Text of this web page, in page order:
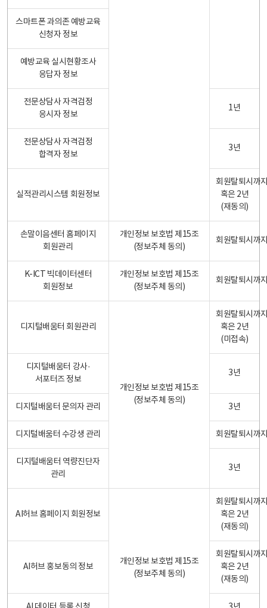
스마트폰 과의존 예방교육
신청자 정보
예방교육 실시현황조사
응답자 정보
전문상담사 자격검정
응시자 정보
1년
전문상담사 자격검정
합격자 정보
3년
실적관리시스템 회원정보
회원탈퇴시까
혹은 2년
(재동의)
손말이음센터 홈페이지
회원관리
개인정보 보호법 제15조
(정보주체 동의)
회원탈퇴시까
K-ICT 빅데이터센터
회원정보
개인정보 보호법 제15조
(정보주체 동의)
회원탈퇴시까
디지털배움터 회원관리
개인정보 보호법 제15조
(정보주체 동의)
회원탈퇴시까
혹은 2년
(미접속)
디지털배움터 강사·
서포터즈 정보
3년
디지털배움터 문의자 관리 3년
디지털배움터 수강생 관리 회원탈퇴시까
디지털배움터 역량진단자
관리
3년
AI허브 홈페이지 회원정보
개인정보 보호법 제15조
(정보주체 동의)
회원탈퇴시까
혹은 2년
(재동의)
AI허브 홍보동의 정보
회원탈퇴시까
혹은 2년
(재동의)